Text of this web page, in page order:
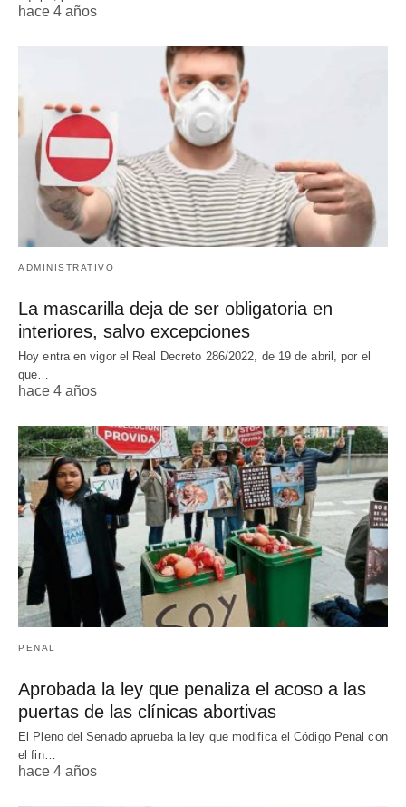
hace 4 años
ADMINISTRATIVO
La mascarilla deja de ser obligatoria en
interiores, salvo excepciones
Hoy entra en vigor el Real Decreto 286/2022, de 19 de abril, por el
que…
hace 4 años
PENAL
Aprobada la ley que penaliza el acoso a las
puertas de las clínicas abortivas
El Pleno del Senado aprueba la ley que modifica el Código Penal con
el fin…
hace 4 años